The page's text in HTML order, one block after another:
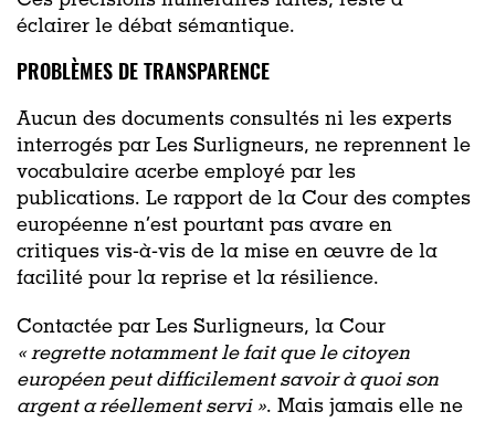
éclairer le débat sémantique.
PROBLÈMES DE TRANSPARENCE
Aucun des documents consultés ni les experts
interrogés par Les Surligneurs, ne reprennent le
vocabulaire acerbe employé par les
publications. Le rapport de la Cour des comptes
européenne n’est pourtant pas avare en
critiques vis-à-vis de la mise en œuvre de la
facilité pour la reprise et la résilience.
Contactée par Les Surligneurs, la Cour
«regrette notamment le fait que le citoyen
européen peut difficilement savoir à quoi son
argent a réellement servi ». Mais jamais elle ne